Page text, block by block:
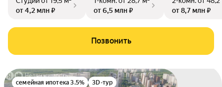
от 4,2 млн ₽
от 6,5 млн ₽
от 8,7 млн ₽
Позвонить
семейная ипотека 3.5% 3D-тур